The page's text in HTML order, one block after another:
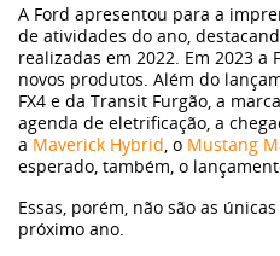
Ação
Grupo Dimas a
enviar campanhas de
empresa nos canais:
A Ford apresentou para a
de atividades do ano,
realizadas em 2022. Em 2023
novos produtos. Além do
FX4 e da Transit Furgão, a
agenda de eletrificação, a
a Maverick Hybrid , o Mustang
esperado, também, o
Essas, porém, não são as
próximo ano.